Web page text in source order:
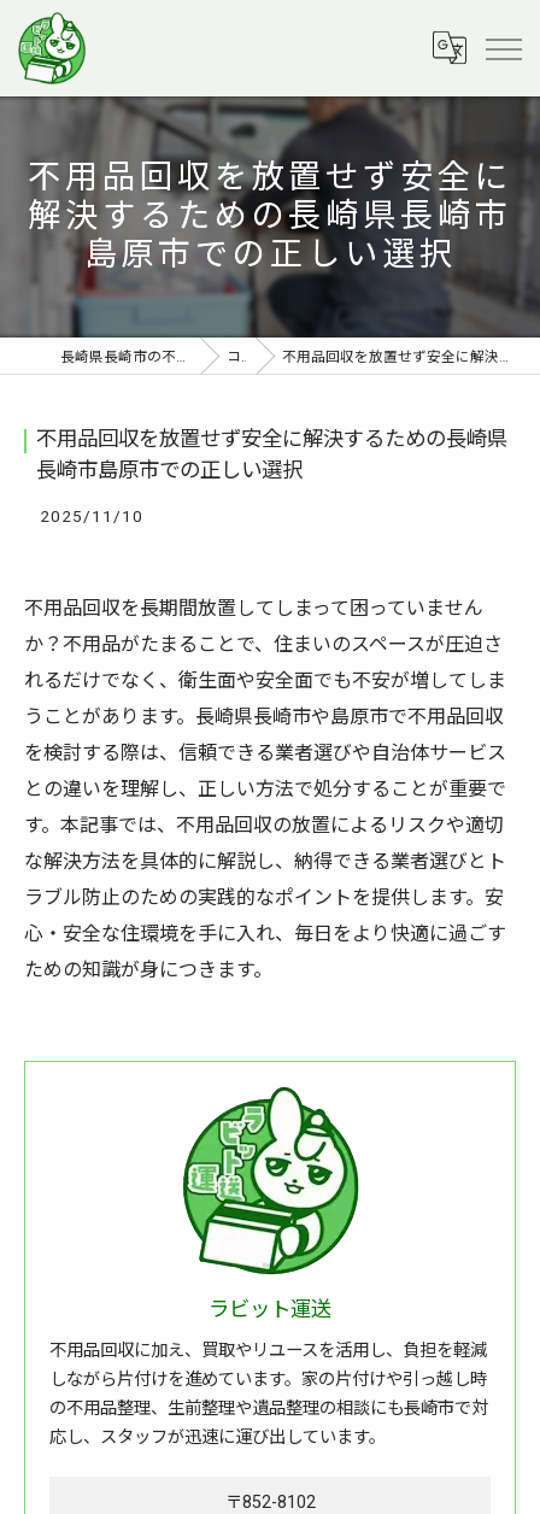
不用品回収を放置せず安全に
解決するための長崎県長崎市
島原市での正しい選択
長崎県長崎市の不用品回収ならラビット運送 コラム 不用品回収を放置せず安全に解決するための長崎県長崎市島原市での正しい選択
不用品回収を放置せず安全に解決するための長崎県
長崎市島原市での正しい選択
2025/11/10
不用品回収を長期間放置してしまって困っていません
か？不用品がたまることで、住まいのスペースが圧迫さ
れるだけでなく、衛生面や安全面でも不安が増してしま
うことがあります。長崎県長崎市や島原市で不用品回収
を検討する際は、信頼できる業者選びや自治体サービス
との違いを理解し、正しい方法で処分することが重要で
す。本記事では、不用品回収の放置によるリスクや適切
な解決方法を具体的に解説し、納得できる業者選びとト
ラブル防止のための実践的なポイントを提供します。安
心・安全な住環境を手に入れ、毎日をより快適に過ごす
ための知識が身につきます。
ラビット運送
不用品回収に加え、買取やリユースを活用し、負担を軽減
しながら片付けを進めています。家の片付けや引っ越し時
の不用品整理、生前整理や遺品整理の相談にも長崎市で対
応し、スタッフが迅速に運び出しています。
〒852-8102